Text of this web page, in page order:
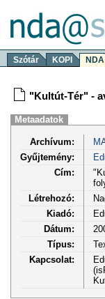
Szótár KOPI NDA
"Kultút-Tér" -
Metaadatok
Archívum:
Gyűjtemény:
Cím:
Létrehozó:
Kiadó:
Dátum:
Típus:
Kapcsolat: